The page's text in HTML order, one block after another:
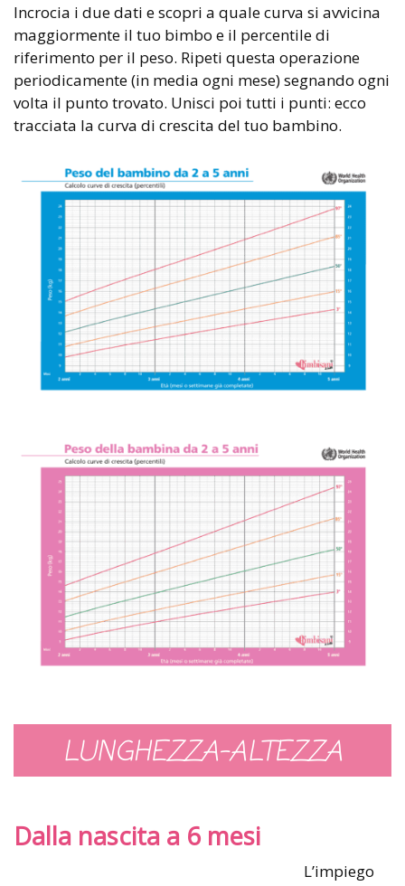
Incrocia i due dati e scopri a quale curva si avvicina
maggiormente il tuo bimbo e il percentile di
riferimento per il peso. Ripeti questa operazione
periodicamente (in media ogni mese) segnando ogni
volta il punto trovato. Unisci poi tutti i punti: ecco
tracciata la curva di crescita del tuo bambino.
LUNGHEZZA-ALTEZZA
Dalla nascita a 6 mesi
L’impiego